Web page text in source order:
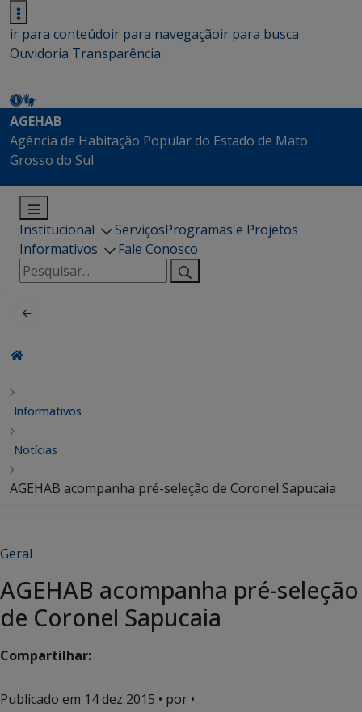
ir para conteúdoir para navegaçãoir para busca
Ouvidoria Transparência
AGEHAB
Agência de Habitação Popular do Estado de Mato
Grosso do Sul
Institucional ServiçosProgramas e Projetos
Informativos
Fale Conosco
Pesquisar
por:
Informativos
Notícias
AGEHAB acompanha pré-seleção de Coronel Sapucaia
Geral
AGEHAB acompanha pré-seleção
de Coronel Sapucaia
Compartilhar:
Publicado em 14 dez 2015 • por •